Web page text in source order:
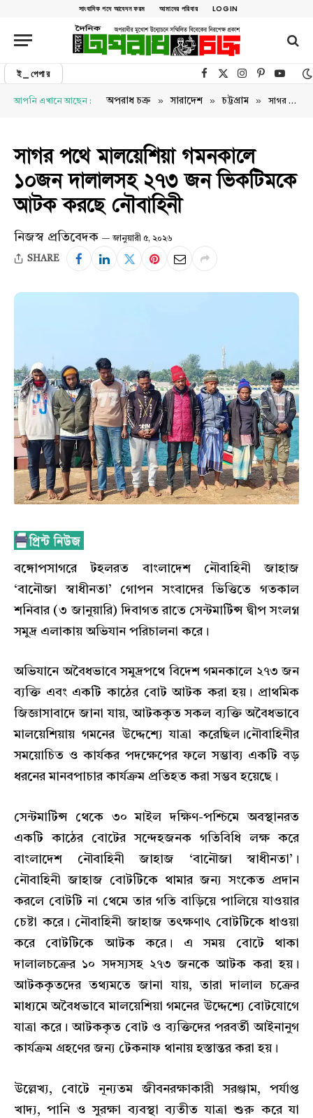
সাংবাদিক পদে আবেদন ফরম আমাদের পরিবার LOGIN
ই_পেপার Facebook
X (Twitter)Instagram
Pinterest
আপনি এখানে আছেন : অপরাধ চক্র » সারাদেশ » চট্টগ্রাম » সাগর পথে মালয়েশিয়া গমনকালে ১০জন দালালসহ ২৭৩ জন ভিকটিমকে আটক করছে নৌবাহিনী
সাগর পথে মালয়েশিয়া গমনকালে
১০জন দালালসহ ২৭৩ জন ভিকটিমকে
আটক করছে নৌবাহিনী
নিজস্ব প্রতিবেদক জানুয়ারী ৫, ২০২৬
SHARE
বঙ্গোপসাগরে টহলরত বাংলাদেশ নৌবাহিনী জাহাজ
‘বানৌজা স্বাধীনতা’ গোপন সংবাদের ভিত্তিতে গতকাল
শনিবার (৩ জানুয়ারি) দিবাগত রাতে সেন্টমার্টিন্স দ্বীপ সংলগ্ন
সমুদ্র এলাকায় অভিযান পরিচালনা করে।
অভিযানে অবৈধভাবে সমুদ্রপথে বিদেশ গমনকালে ২৭৩ জন
ব্যক্তি এবং একটি কাঠের বোট আটক করা হয়। প্রাথমিক
জিজ্ঞাসাবাদে জানা যায়, আটককৃত সকল ব্যক্তি অবৈধভাবে
মালয়েশিয়ায় গমনের উদ্দেশ্যে যাত্রা করেছিল।নৌবাহিনীর
সময়োচিত ও কার্যকর পদক্ষেপের ফলে সম্ভাব্য একটি বড়
ধরনের মানবপাচার কার্যক্রম প্রতিহত করা সম্ভব হয়েছে।
সেন্টমার্টিন্স থেকে ৩০ মাইল দক্ষিণ-পশ্চিমে অবস্থানরত
একটি কাঠের বোটের সন্দেহজনক গতিবিধি লক্ষ করে
বাংলাদেশ নৌবাহিনী জাহাজ ‘বানৌজা স্বাধীনতা’।
নৌবাহিনী জাহাজ বোটটিকে থামার জন্য সংকেত প্রদান
করলে বোটটি না থেমে তার গতি বাড়িয়ে পালিয়ে যাওয়ার
চেষ্টা করে। নৌবাহিনী জাহাজ তৎক্ষণাৎ বোটটিকে ধাওয়া
করে বোটটিকে আটক করে। এ সময় বোটে থাকা
দালালচক্রের ১০ সদস্যসহ ২৭৩ জনকে আটক করা হয়।
আটককৃতদের তথ্যমতে জানা যায়, তারা দালাল চক্রের
মাধ্যমে অবৈধভাবে মালয়েশিয়া গমনের উদ্দেশ্যে বোটযোগে
যাত্রা করে। আটককৃত বোট ও ব্যক্তিদের পরবর্তী আইনানুগ
কার্যক্রম গ্রহণের জন্য টেকনাফ থানায় হস্তান্তর করা হয়।
উল্লেখ্য, বোটে নূন্যতম জীবনরক্ষাকারী সরঞ্জাম, পর্যাপ্ত
খাদ্য, পানি ও সুরক্ষা ব্যবস্থা ব্যতীত যাত্রা শুরু করে যা